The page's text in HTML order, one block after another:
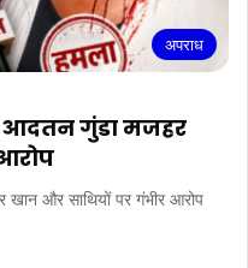
अपराध
आदतन गुंडा मजहर
और साथियों पर गंभीर आरोप